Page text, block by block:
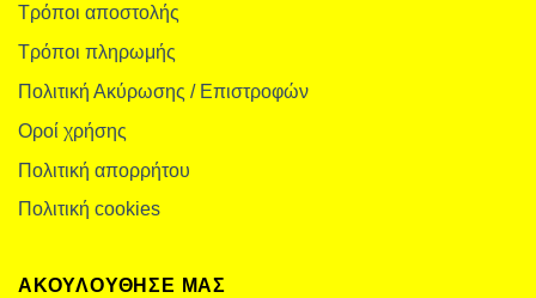
Τρόποι αποστολής
Τρόποι πληρωμής
Πολιτική Ακύρωσης / Επιστροφών
Οροί χρήσης
Πολιτική απορρήτου
Πολιτική cookies
ΑΚΟΥΛΟΥΘΗΣΕ ΜΑΣ